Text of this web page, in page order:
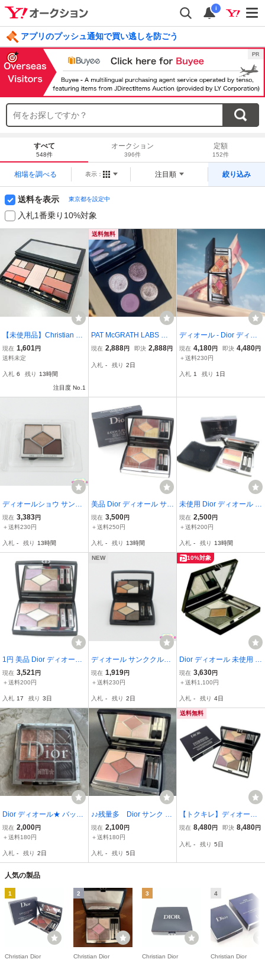
i
アプリのプッシュ通知で買い逃しを防ごう
毎日引けるくじ 今すぐ挑戦 ログイン
すべて
548件
オークション
396件
定額
152件
相場を調べる 表示： 注目順 絞り込み
送料を表示 東京都を設定中
入札1番乗り10%対象
【未使用品】Christian Di
or クリスチャンディオー
ル スパークリング クチュ
ト ホリデーコレクション/
現在 1,601円
送料未定
入札 6 残り 13時間
注目度 No.1
送料無料
PAT McGRATH LABS ア
イシャドウパレット patm
現在 2,888円 即決 2,888円
入札 - 残り 2日
ディオール - Dior ディオ
ールショウ サンク クルー
ル(（サマー コレクション
エ◆アイシャドウ｜新品
現在 4,180円 即決 4,480円
＋送料230円
入札 1 残り 1日
ディオールショウ サンク
クルール #669 ソフト カ
シミア 未使用 F11
現在 3,383円
＋送料230円
入札 - 残り 13時間
美品 Dior ディオール サン
ククルールクチュール ア
イシャドウ 7.4g 779リビ
多 BU5646J
現在 3,500円
＋送料250円
入札 - 残り 13時間
未使用 Dior ディオール ト
リオ ブリック パレット
アイシャドウ 3.3g 643 ピ
U7628C2
現在 2,500円
＋送料200円
入札 - 残り 13時間
1円 美品 Dior ディオール
ディオールショウサンク
クルール アイシャドウ 87
定色 残量多 BO12861R2
現在 3,521 円
＋送料200円
入札 17 残り 3日
NEW
ディオール サンククルー
ル #627 残量多 C808
現在 1,919円
＋送料230円
入札 - 残り 2日
10%対象
Dior ディオール 未使用 C
hristian Dior ショウ サン
ク クルール 043 ナイトウ
化粧品
現在 3,630円
＋送料1,100円
入札 - 残り 4日
Dior ディオール★ バック
ステージ アイ パレット 0
03 アンバー アイシャドウ
現在 2,000円
＋送料180円
入札 - 残り 2日
♪♪残量多 Dior サンク ク
ルール クチュール アイシ
ャドウ 1947 ミスディオ
現在 2,100円
＋送料180円
入札 - 残り 5日
送料無料
【トクキレ】ディオール
ディオールショウ サンク
ーアイリス 未使用 アイシ
現在 8,480円 即決 8,480円
入札 - 残り 5日
人気の製品
1
Christian Dior
2
Christian Dior
3
Christian Dior
4
Christian Dior